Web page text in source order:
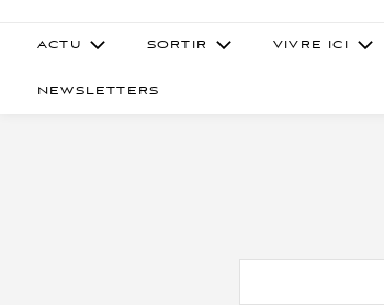
ACTU SORTIR VIVRE ICI
NEWSLETTERS